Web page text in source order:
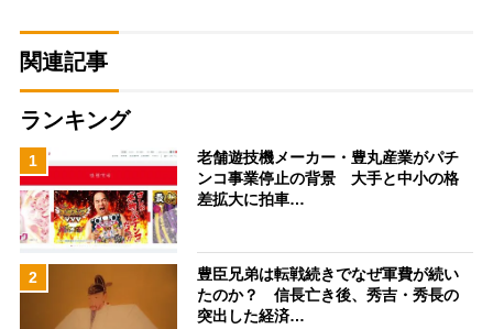
関連記事
ランキング
1
老舗遊技機メーカー・豊丸産業がパチ
ンコ事業停止の背景 大手と中小の格
差拡大に拍車…
2
豊臣兄弟は転戦続きでなぜ軍費が続い
たのか？ 信長亡き後、秀吉・秀長の
突出した経済…